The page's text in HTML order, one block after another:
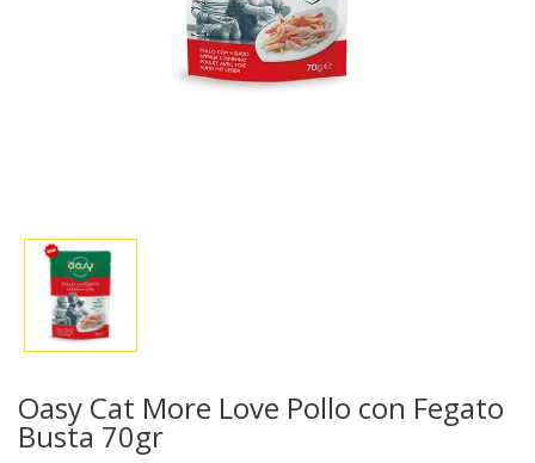
Oasy Cat More Love Pollo con Fegato
Busta 70gr